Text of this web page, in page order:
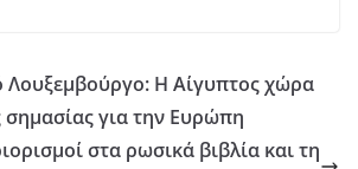
Λουξεμβούργο: Η Αίγυπτος χώρα
για την Ευρώπη
στα ρωσικά βιβλία και τη